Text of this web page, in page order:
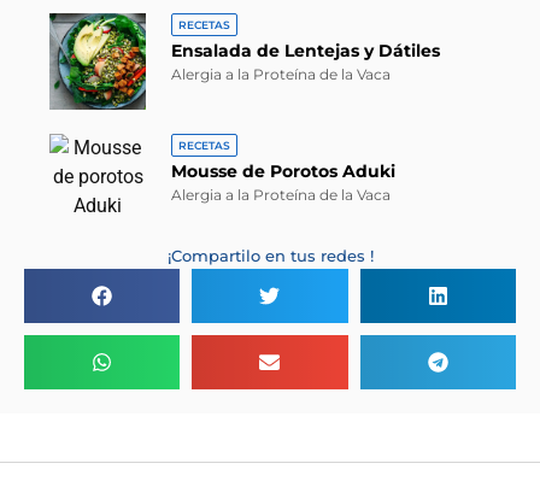
RECETAS
Ensalada de Lentejas y Dátiles
Alergia a la Proteína de la Vaca
RECETAS
Mousse de Porotos Aduki
Alergia a la Proteína de la Vaca
¡Compartilo en tus redes !